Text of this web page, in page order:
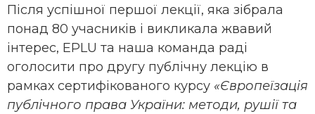
Після успішної першої лекції, яка зібрала
понад 80 учасників і викликала жвавий
інтерес, EPLU та наша команда раді
оголосити про другу публічну лекцію в
рамках сертифікованого курсу «Європеїзація
публічного права України: методи, рушії та